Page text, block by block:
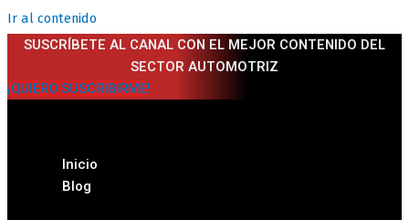
Ir al contenido
SUSCRÍBETE AL CANAL CON EL MEJOR CONTENIDO DEL
SECTOR AUTOMOTRIZ
¡QUIERO SUSCRIBIRME!
Inicio
Blog